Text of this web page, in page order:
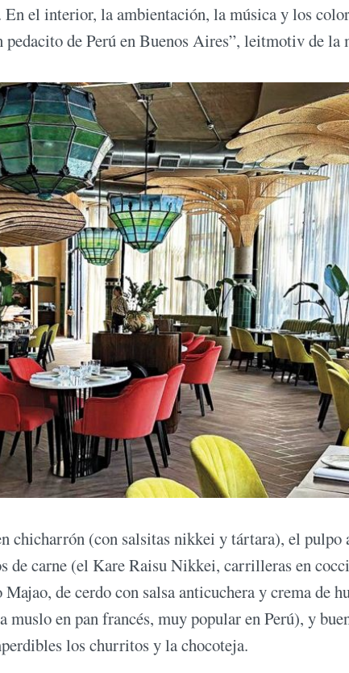
En el interior, la ambientación, la música y los
de Perú en Buenos Aires”, leitmotiv de la
chicharrón (con salsitas nikkei y tártara), el
de carne (el Kare Raisu Nikkei, carrilleras en
de cerdo con salsa anticuchera y crema de
muslo en pan francés, muy popular en Perú), y
los churritos y la chocoteja.